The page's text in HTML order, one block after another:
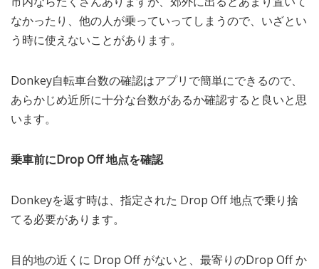
なかったり、他の人が乗っていってしまうので、いざとい
う時に使えないことがあります。
Donkey自転車台数の確認はアプリで簡単にできるので、
あらかじめ近所に十分な台数があるか確認すると良いと思
います。
乗車前にDrop Off 地点を確認
Donkeyを返す時は、指定された Drop Off 地点で乗り捨
てる必要があります。
目的地の近くに Drop Off がないと、最寄りのDrop Off か